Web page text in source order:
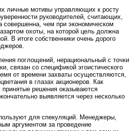
личные мотивы управляющих к росту
руководителей, считающих,
совершенна, чем при экономическом
охоты, на которой цель должна
В итоге собственники очень дорого
поглощений, нерациональный с точки
связан со спецификой эгоистического
от времени захваты осуществляются,
в глазах акционеров. Как
принятые решения оказываются
выявляется через несколько
для спекуляций. Менеджеры,
аргументом за проведение